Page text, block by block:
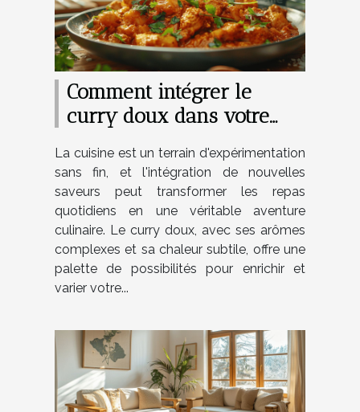
Comment intégrer le
curry doux dans votre
La cuisine est un terrain d'expérimentation
sans fin, et l'intégration de nouvelles
saveurs peut transformer les repas
quotidiens en une véritable aventure
culinaire. Le curry doux, avec ses arômes
complexes et sa chaleur subtile, offre une
palette de possibilités pour enrichir et
varier votre...